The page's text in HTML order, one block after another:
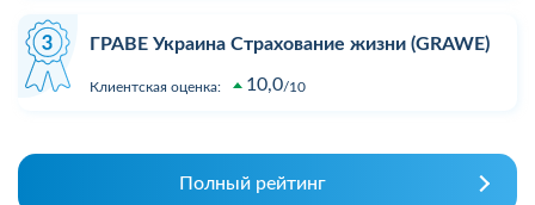
ГРАВЕ Украина Страхование жизни (GRAWE)
Клиентская оценка: 10,0 10
Полный рейтинг